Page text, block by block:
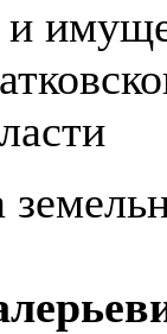
и